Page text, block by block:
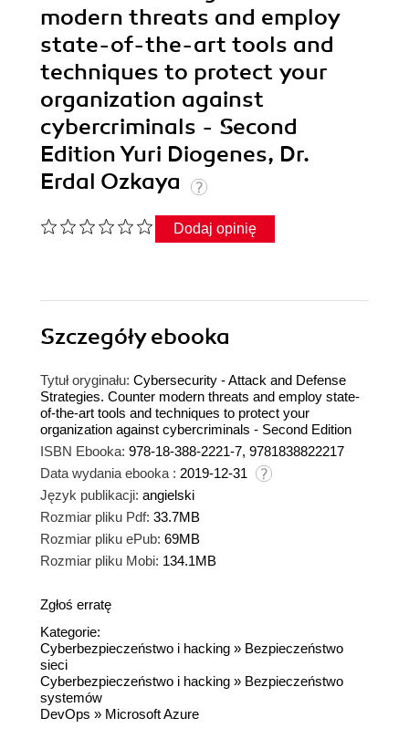
modern threats and employ
state-of-the-art tools and
techniques to protect your
organization against
cybercriminals - Second
Edition Yuri Diogenes, Dr.
Erdal Ozkaya
Dodaj opinię
Szczegółyebooka
Tytuł oryginału: Cybersecurity - Attack and Defense
Strategies. Counter modern threats and employ state-
of-the-art tools and techniques to protect your
organization against cybercriminals - Second Edition
ISBN Ebooka: 978-18-388-2221-7, 9781838822217
Data wydania ebooka : 2019-12-31
Język publikacji: angielski
Rozmiar pliku Pdf: 33.7MB
Rozmiar pliku ePub: 69MB
Rozmiar pliku Mobi: 134.1MB
Zgłoś erratę
Kategorie:
Cyberbezpieczeństwo i hacking » Bezpieczeństwo
sieci
Cyberbezpieczeństwo i hacking » Bezpieczeństwo
systemów
DevOps » Microsoft Azure